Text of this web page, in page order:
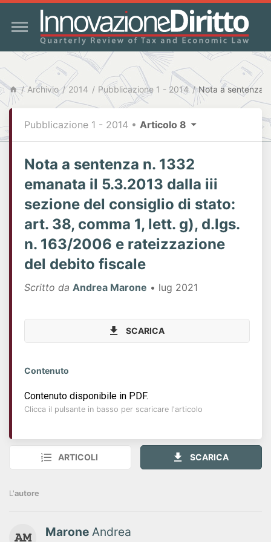
Archivio 2014 Pubblicazione 1 - 2014
Pubblicazione 1 - 2014 • Articolo 8
Nota a sentenza n. 1332
emanata il 5.3.2013 dalla iii
sezione del consiglio di stato:
art. 38, comma 1, lett. g), d.lgs.
n. 163/2006 e rateizzazione
del debito fiscale
Scritto da Andrea Marone • lug 2021
SCARICA
Contenuto
Contenuto disponibile in PDF.
Clicca il pulsante in basso per scaricare l'articolo
ARTICOLI SCARICA
L'autore
Marone Andrea